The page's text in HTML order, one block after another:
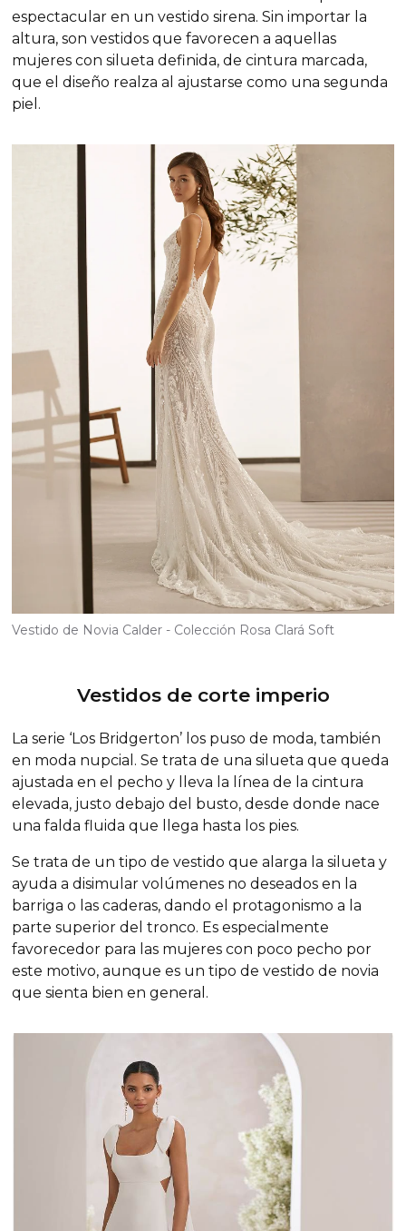
espectacular en un vestido sirena. Sin importar la
altura, son vestidos que favorecen a aquellas
mujeres con silueta definida, de cintura marcada,
que el diseño realza al ajustarse como una segunda
piel.
Vestido de Novia Calder - Colección Rosa Clará Soft
Vestidos de corte imperio
La serie ‘Los Bridgerton’ los puso de moda, también
en moda nupcial. Se trata de una silueta que queda
ajustada en el pecho y lleva la línea de la cintura
elevada, justo debajo del busto, desde donde nace
una falda fluida que llega hasta los pies.
Se trata de un tipo de vestido que alarga la silueta y
ayuda a disimular volúmenes no deseados en la
barriga o las caderas, dando el protagonismo a la
parte superior del tronco. Es especialmente
favorecedor para las mujeres con poco pecho por
este motivo, aunque es un tipo de vestido de novia
que sienta bien en general.